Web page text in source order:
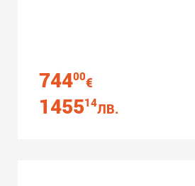
74400€
145514ЛВ.